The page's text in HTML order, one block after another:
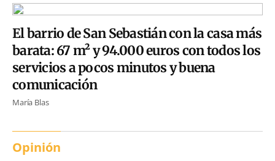
El barrio de San Sebastián con la casa más
barata: 67 m² y 94.000 euros con todos los
servicios a pocos minutos y buena
comunicación
María Blas
Opinión